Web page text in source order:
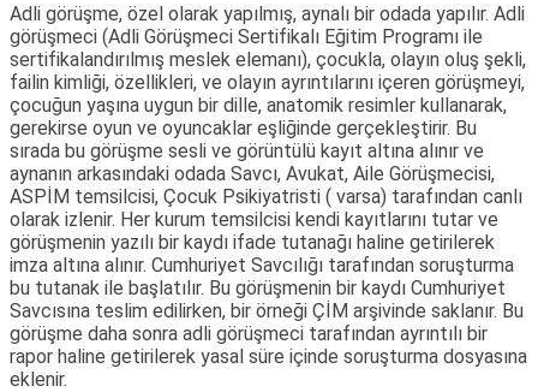
Adli görüşme, özel olarak yapılmış, aynalı bir odada yapılır. Adli
görüşmeci (Adli Görüşmeci Sertifikalı Eğitim Programı ile
sertifikalandırılmış meslek elemanı), çocukla, olayın oluş şekli,
failin kimliği, özellikleri, ve olayın ayrıntılarını içeren görüşmeyi,
çocuğun yaşına uygun bir dille, anatomik resimler kullanarak,
gerekirse oyun ve oyuncaklar eşliğinde gerçekleştirir. Bu
sırada bu görüşme sesli ve görüntülü kayıt altına alınır ve
aynanın arkasındaki odada Savcı, Avukat, Aile Görüşmecisi,
ASPİM temsilcisi, Çocuk Psikiyatristi ( varsa) tarafından canlı
olarak izlenir. Her kurum temsilcisi kendi kayıtlarını tutar ve
görüşmenin yazılı bir kaydı ifade tutanağı haline getirilerek
imza altına alınır. Cumhuriyet Savcılığı tarafından soruşturma
bu tutanak ile başlatılır. Bu görüşmenin bir kaydı Cumhuriyet
Savcısına teslim edilirken, bir örneği ÇİM arşivinde saklanır. Bu
görüşme daha sonra adli görüşmeci tarafından ayrıntılı bir
rapor haline getirilerek yasal süre içinde soruşturma dosyasına
eklenir.